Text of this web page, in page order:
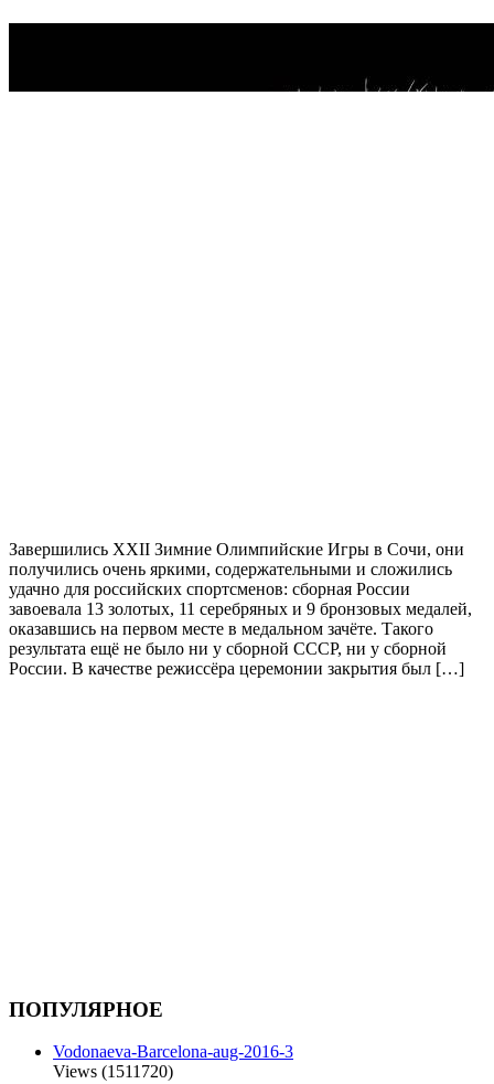
Завершились XXII Зимние Олимпийские Игры в Сочи, они
получились очень яркими, содержательными и сложились
удачно для российских спортсменов: сборная России
завоевала 13 золотых, 11 серебряных и 9 бронзовых медалей,
оказавшись на первом месте в медальном зачёте. Такого
результата ещё не было ни у сборной СССР, ни у сборной
России. В качестве режиссёра церемонии закрытия был […]
ПОПУЛЯРНОЕ
Vodonaeva-Barcelona-aug-2016-3
Views (1511720)